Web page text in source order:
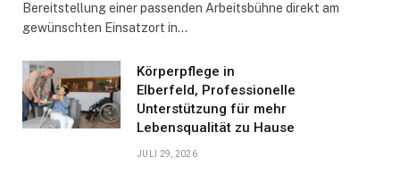
Bereitstellung einer passenden Arbeitsbühne direkt am
gewünschten Einsatzort in…
Körperpflege in
Elberfeld, Professionelle
Unterstützung für mehr
Lebensqualität zu Hause
JULI 29, 2026